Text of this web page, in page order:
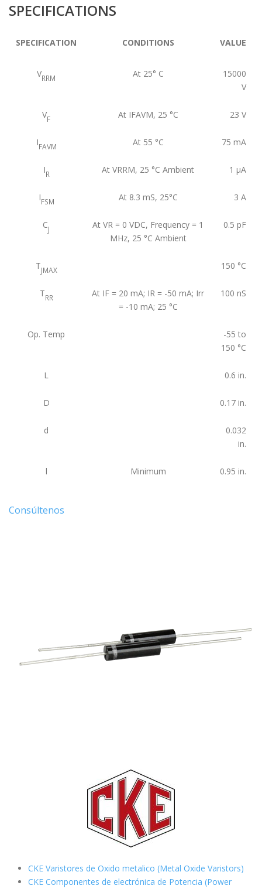
SPECIFICATIONS
SPECIFICATION CONDITIONS VALUE
VRRM At 25° C
15000
V
VF At IFAVM, 25 °C 23 V
IFAVM At 55 °C 75 mA
IR At VRRM, 25 °C Ambient 1 μA
IFSM At 8.3 mS, 25°C 3 A
CJ
At VR = 0 VDC, Frequency = 1
MHz, 25 °C Ambient
0.5 pF
TJMAX 150 °C
TRR
At IF = 20 mA; IR = -50 mA; Irr
= -10 mA; 25 °C
100 nS
Op. Temp
-55 to
150 °C
L 0.6 in.
D 0.17 in.
d
0.032
in.
l Minimum 0.95 in.
Consúltenos
CKE Varistores de Oxido metalico (Metal Oxide Varistors)
CKE Componentes de electrónica de Potencia (Power